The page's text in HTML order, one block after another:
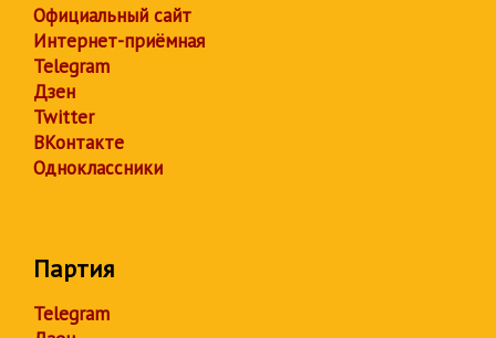
Официальный сайт
Интернет-приёмная
Telegram
Дзен
Twitter
ВКонтакте
Одноклассники
Партия
Telegram